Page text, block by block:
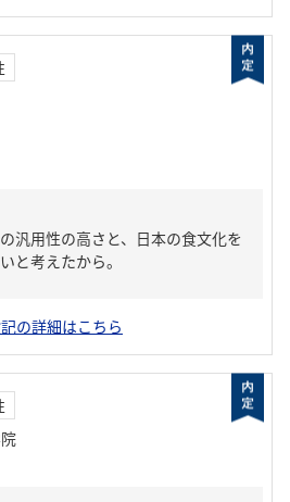
汎用性の高さと、日本の食文化を
と考えたから。
の詳細はこちら